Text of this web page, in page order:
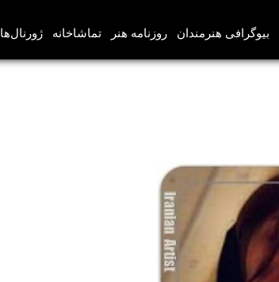
بیوگرافی هنرمندان روزنامه هنر تماشاخانه ژورنال‌ها